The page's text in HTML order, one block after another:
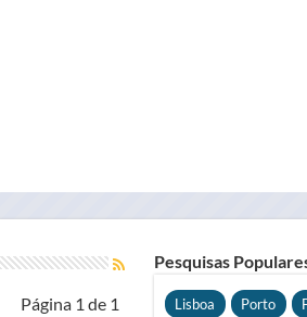
Página 1 de 1
Pesquisas
Lisboa Porto